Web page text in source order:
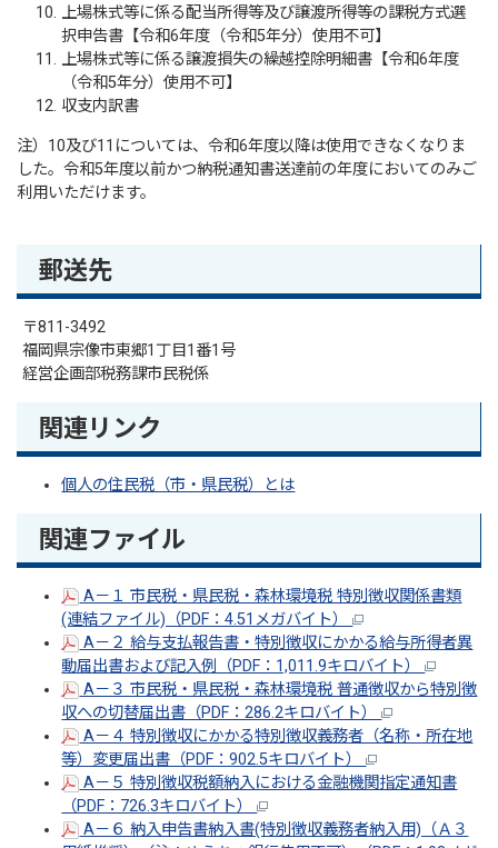
上場株式等に係る配当所得等及び譲渡所得等の課税方式選
択申告書【令和6年度（令和5年分）使用不可】
上場株式等に係る譲渡損失の繰越控除明細書【令和6年度
（令和5年分）使用不可】
収支内訳書
注）10及び11については、令和6年度以降は使用できなくなりま
した。令和5年度以前かつ納税通知書送達前の年度においてのみご
利用いただけます。
郵送先
〒811-3492
福岡県宗像市東郷1丁目1番1号
経営企画部税務課市民税係
関連リンク
個人の住民税（市・県民税）とは
関連ファイル
A－１ 市民税・県民税・森林環境税 特別徴収関係書類
(連結ファイル)（PDF：4.51メガバイト）
A－２ 給与支払報告書・特別徴収にかかる給与所得者異
動届出書および記入例（PDF：1,011.9キロバイト）
A－３ 市民税・県民税・森林環境税 普通徴収から特別徴
収への切替届出書（PDF：286.2キロバイト）
A－４ 特別徴収にかかる特別徴収義務者（名称・所在地
等）変更届出書（PDF：902.5キロバイト）
A－５ 特別徴収税額納入における金融機関指定通知書
（PDF：726.3キロバイト）
A－６ 納入申告書納入書(特別徴収義務者納入用)（Ａ３